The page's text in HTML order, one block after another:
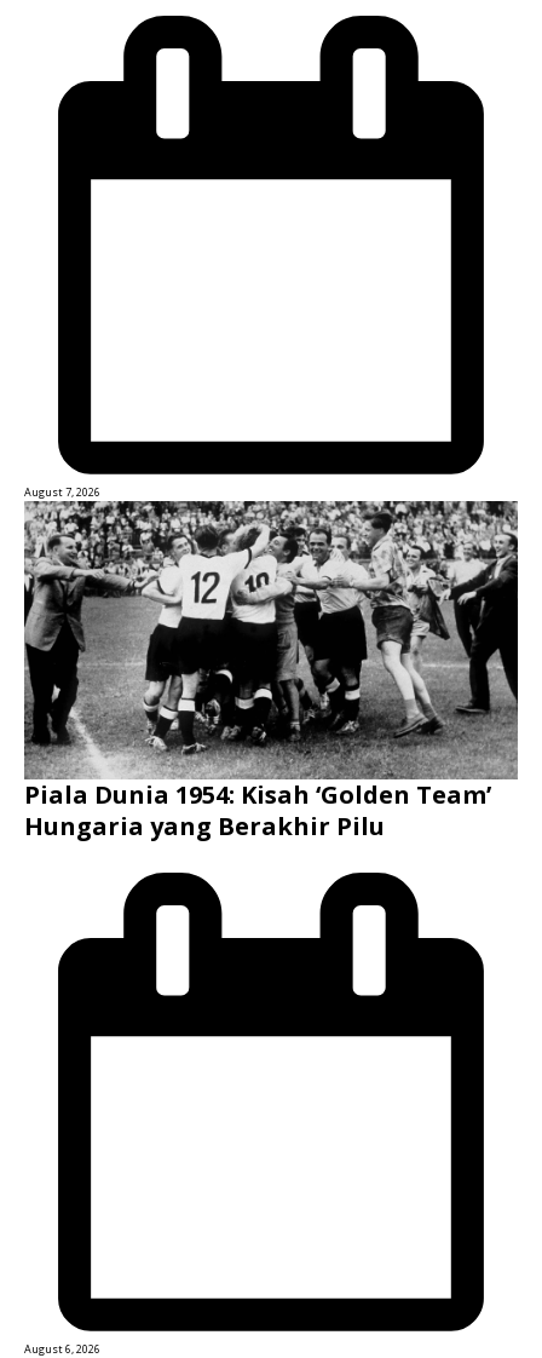
August 7, 2026
Piala Dunia 1954: Kisah ‘Golden Team’
Hungaria yang Berakhir Pilu
August 6, 2026